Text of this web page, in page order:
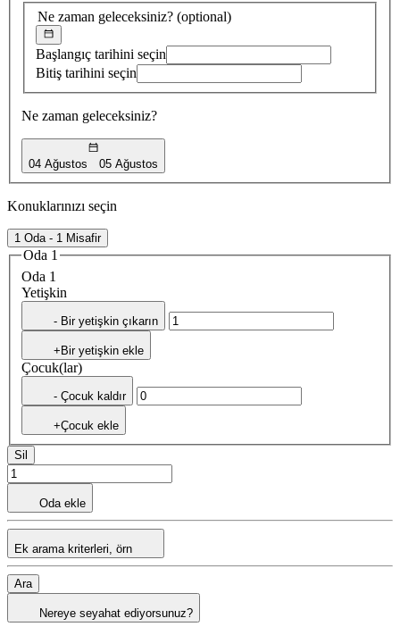
Ne zaman geleceksiniz? (optional)
Başlangıç tarihini seçin
Bitiş tarihini seçin
Ne zaman geleceksiniz?
04 Ağustos 05 Ağustos
Konuklarınızı seçin
1 Oda - 1 Misafir
Oda 1
Oda 1
Yetişkin
- Bir yetişkin çıkarın
+Bir yetişkin ekle
Çocuk(lar)
- Çocuk kaldır
+Çocuk ekle
Sil
Oda ekle
Ek arama kriterleri, örn
Ara
Nereye seyahat ediyorsunuz?